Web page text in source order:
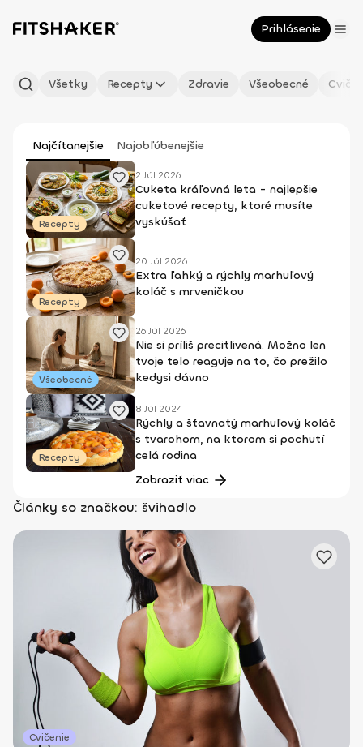
Prihlásenie
Všetky Recepty Zdravie Všeobecné
Najčítanejšie Najobľúbenejšie
Recepty
2 Júl 2026
Cuketa kráľovná leta - najlepšie
cuketové recepty, ktoré musíte
vyskúšať
Recepty
20 Júl 2026
Extra ľahký a rýchly marhuľový
koláč s mrveničkou
Všeobecné
26 Júl 2026
Nie si príliš precitlivená. Možno len
tvoje telo reaguje na to, čo prežilo
kedysi dávno
Recepty
8 Júl 2024
Rýchly a šťavnatý marhuľový koláč
s tvarohom, na ktorom si pochutí
celá rodina
Zobraziť viac
Články so značkou: švihadlo
Cvičenie